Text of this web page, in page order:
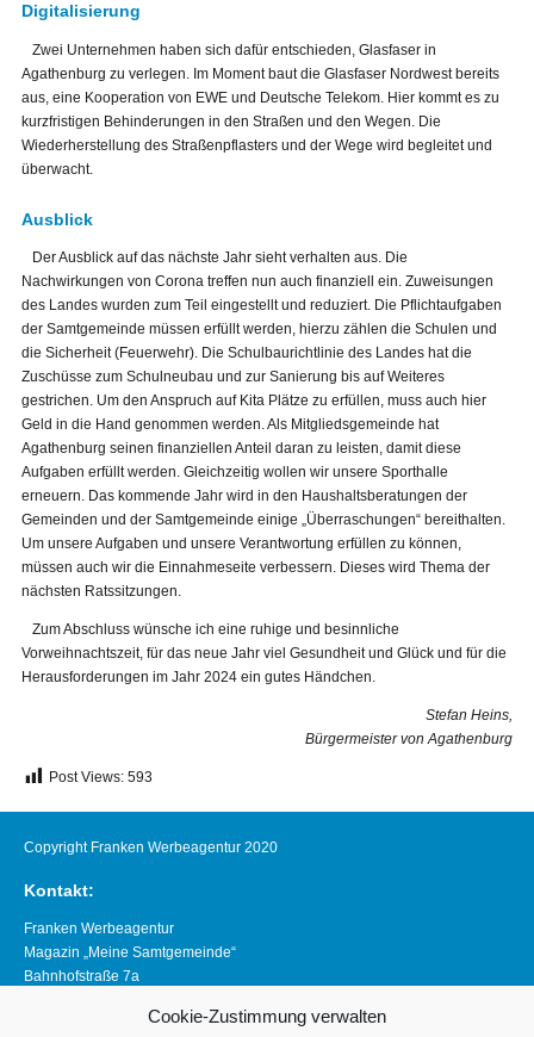
Cookie-Zustimmung verwalten
Digitalisierung
Zwei Unternehmen haben sich dafür entschieden, Glasfaser in
Agathenburg zu verlegen. Im Moment baut die Glasfaser Nordwest bereits
aus, eine Kooperation von EWE und Deutsche Telekom. Hier kommt es zu
kurzfristigen Behinderungen in den Straßen und den Wegen. Die
Wiederherstellung des Straßenpflasters und der Wege wird begleitet und
überwacht.
Ausblick
Der Ausblick auf das nächste Jahr sieht verhalten aus. Die
Nachwirkungen von Corona treffen nun auch finanziell ein. Zuweisungen
des Landes wurden zum Teil eingestellt und reduziert. Die Pflichtaufgaben
der Samtgemeinde müssen erfüllt werden, hierzu zählen die Schulen und
die Sicherheit (Feuerwehr). Die Schulbaurichtlinie des Landes hat die
Zuschüsse zum Schulneubau und zur Sanierung bis auf Weiteres
gestrichen. Um den Anspruch auf Kita Plätze zu erfüllen, muss auch hier
Geld in die Hand genommen werden. Als Mitgliedsgemeinde hat
Agathenburg seinen finanziellen Anteil daran zu leisten, damit diese
Aufgaben erfüllt werden. Gleichzeitig wollen wir unsere Sporthalle
erneuern. Das kommende Jahr wird in den Haushaltsberatungen der
Gemeinden und der Samtgemeinde einige „Überraschungen“ bereithalten.
Um unsere Aufgaben und unsere Verantwortung erfüllen zu können,
müssen auch wir die Einnahmeseite verbessern. Dieses wird Thema der
nächsten Ratssitzungen.
Zum Abschluss wünsche ich eine ruhige und besinnliche
Vorweihnachtszeit, für das neue Jahr viel Gesundheit und Glück und für die
Herausforderungen im Jahr 2024 ein gutes Händchen.
Stefan Heins,
Bürgermeister von Agathenburg
Post Views: 593
Copyright Franken Werbeagentur 2020
Kontakt:
Franken Werbeagentur
Magazin „Meine Samtgemeinde“
Bahnhofstraße 7a
Telefon 04163 8390281